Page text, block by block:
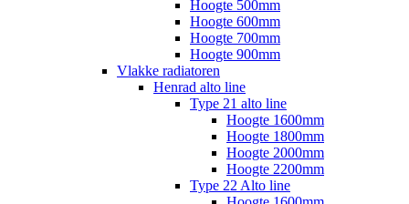
Hoogte 500mm
Hoogte 600mm
Hoogte 700mm
Hoogte 900mm
Vlakke radiatoren
Henrad alto line
Type 21 alto line
Hoogte 1600mm
Hoogte 1800mm
Hoogte 2000mm
Hoogte 2200mm
Type 22 Alto line